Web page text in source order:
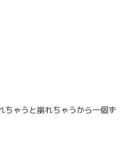
ちゃうと崩れちゃうから一個ず